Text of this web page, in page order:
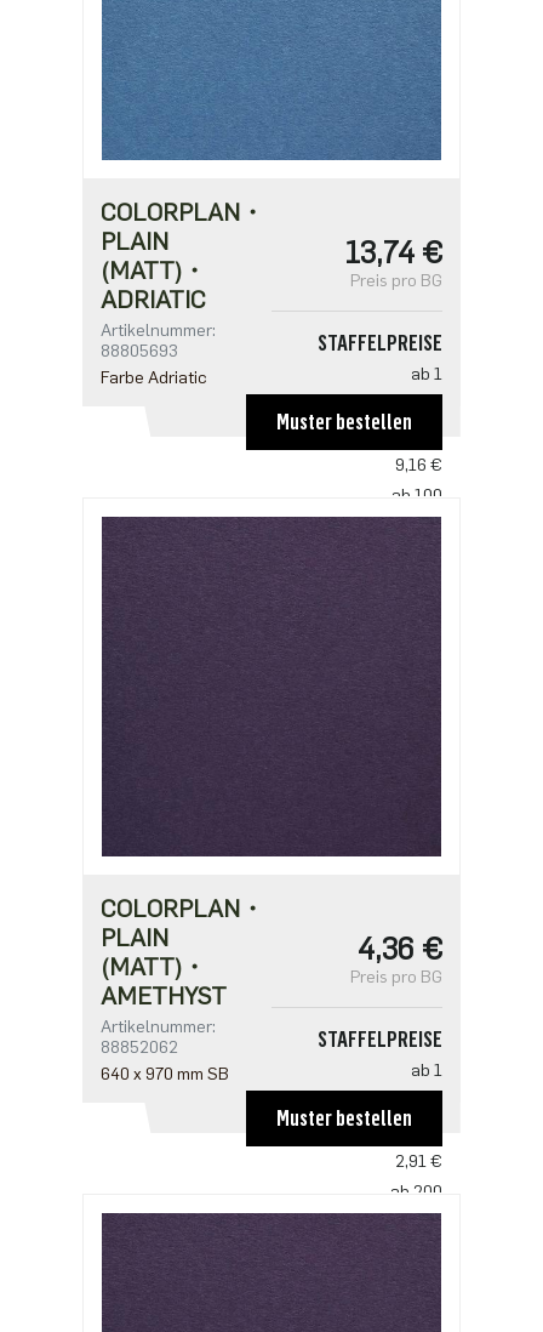
COLORPLAN・
PLAIN
(MATT)・
ADRIATIC
Artikelnummer:
88805693
Farbe Adriatic
13,74 €
Preis pro BG
STAFFELPREISE
ab 1
ab 50
9,16 €
ab 100
8,85 €
7,63 €
ab 500
Muster bestellen
COLORPLAN・
PLAIN
(MATT)・
AMETHYST
Artikelnummer:
88852062
640 x 970 mm SB
4,36 €
Preis pro BG
STAFFELPREISE
ab 1
ab 100
2,91 €
ab 200
2,81 €
2,42 €
ab 1000
Muster bestellen